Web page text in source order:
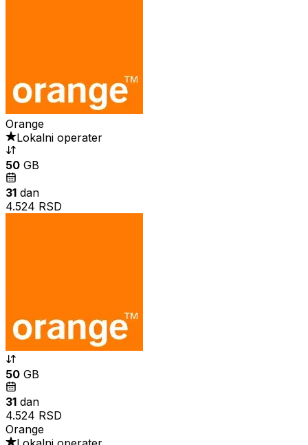
Orange
Lokalni operater
50 GB
31 dan
4.524 RSD
50 GB
31 dan
4.524 RSD
Orange